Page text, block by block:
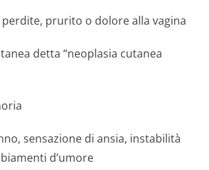
prurito o dolore alla vagina
detta “neoplasia cutanea
sensazione di ansia, instabilità
d’umore